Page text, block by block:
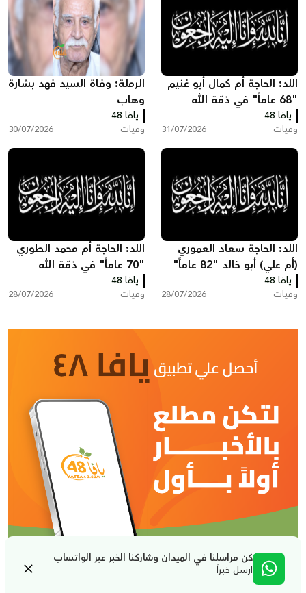
كن مراسلنا في الميدان وشاركنا الخبر عبر الواتساب
ارسل خبراً
اللد: الحاجة أم كمال أبو غنيم
"68 عاماً" في ذمّة الله
يافا 48
وفيات 31/07/2026
الرملة: وفاة السيد فهد بشارة
وهاب
يافا 48
وفيات 30/07/2026
اللد: الحاجة سعاد العموري
(أم علي) أبو خالد "82 عاماً"
في ذمّة الله
يافا 48
وفيات 28/07/2026
اللد: الحاجة أم محمد الطوري
"70 عاماً" في ذمّة الله
يافا 48
وفيات 28/07/2026